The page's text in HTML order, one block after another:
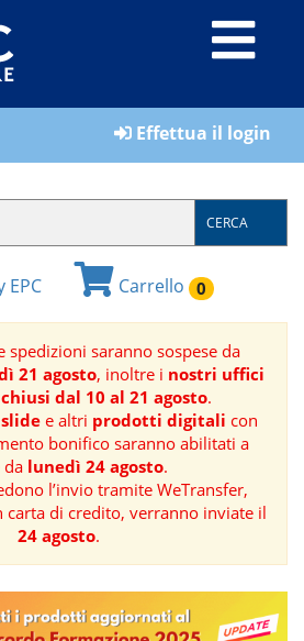
Effettua il login
CERCA
EPC Carrello 0
spedizioni saranno sospese da
21 agosto, inoltre i nostri uffici
dal 10 al 21 agosto.
slidee altri prodotti digitali con
bonifico saranno abilitati a
da lunedì 24 agosto.
l’invio tramite WeTransfer,
carta di credito, verranno inviate il
24 agosto.